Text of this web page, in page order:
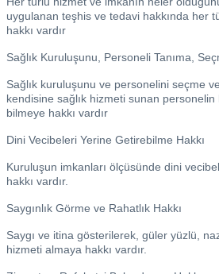
uygulanan teşhis ve tedavi hakkında her
hakkı vardır
Sağlık Kuruluşunu, Personeli Tanıma,
Sağlık kuruluşunu ve personelini seçme
kendisine sağlık hizmeti sunan personelin
bilmeye hakkı vardır
Dini Vecibeleri Yerine Getirebilme Hakkı
Kuruluşun imkanları ölçüsünde dini
hakkı vardır.
Saygınlık Görme ve Rahatlık Hakkı
Saygı ve itina gösterilerek, güler yüzlü,
hizmeti almaya hakkı vardır.